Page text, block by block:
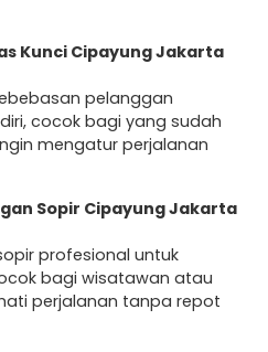
Kunci Cipayung Jakarta
pelanggan
cocok bagi yang sudah
mengatur perjalanan
Sopir Cipayung Jakarta
profesional untuk
bagi wisatawan atau
perjalanan tanpa repot